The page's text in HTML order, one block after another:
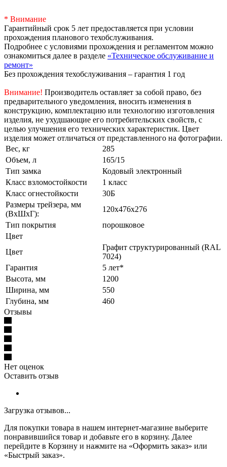
* Внимание
Гарантийный срок 5 лет предоставляется при условии
прохождения планового техобслуживания.
Подробнее с условиями прохождения и регламентом можно
ознакомиться далее в разделе «Техническое обслуживание и
ремонт»
Без прохождения техобслуживания – гарантия 1 год
Внимание! Производитель оставляет за собой право, без
предварительного уведомления, вносить изменения в
конструкцию, комплектацию или технологию изготовления
изделия, не ухудшающие его потребительских свойств, с
целью улучшения его технических характеристик. Цвет
изделия может отличаться от представленного на фотографии.
Вес, кг
285
Объем, л
165/15
Тип замка
Кодовый электронный
Класс взломостойкости
1 класс
Класс огнестойкости
30Б
Размеры трейзера, мм
(ВхШхГ):
120х476х276
Тип покрытия
порошковое
Цвет
Цвет
Графит структурированный (RAL
7024)
Гарантия
5 лет*
Высота, мм
1200
Ширина, мм
550
Глубина, мм
460
Отзывы
Нет оценок
Оставить отзыв
Загрузка отзывов...
Для покупки товара в нашем интернет-магазине выберите
понравившийся товар и добавьте его в корзину. Далее
перейдите в Корзину и нажмите на «Оформить заказ» или
«Быстрый заказ».